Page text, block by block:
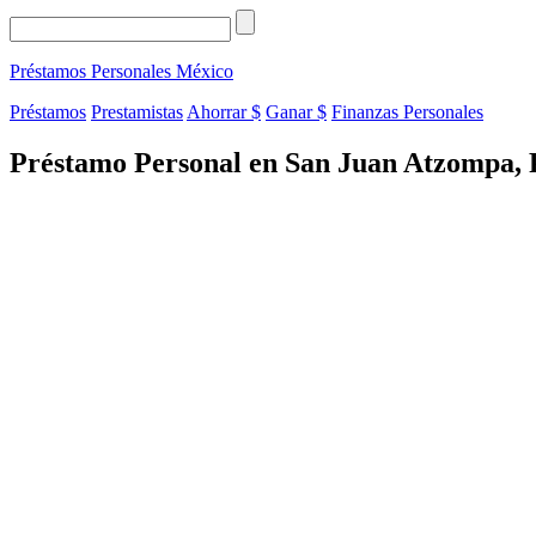
Préstamos Personales México
Préstamos Prestamistas Ahorrar $ Ganar $ Finanzas Personales
Préstamo Personal en San Juan Atzompa,